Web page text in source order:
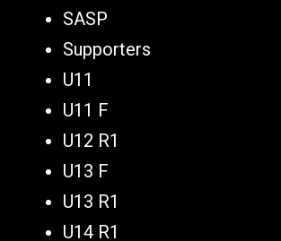
SASP
Supporters
U11
U11 F
U12 R1
U13 F
U13 R1
U14 R1